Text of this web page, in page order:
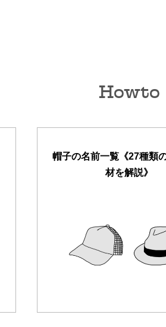
Howto
帽子の名前一覧《27種類
材を解説》